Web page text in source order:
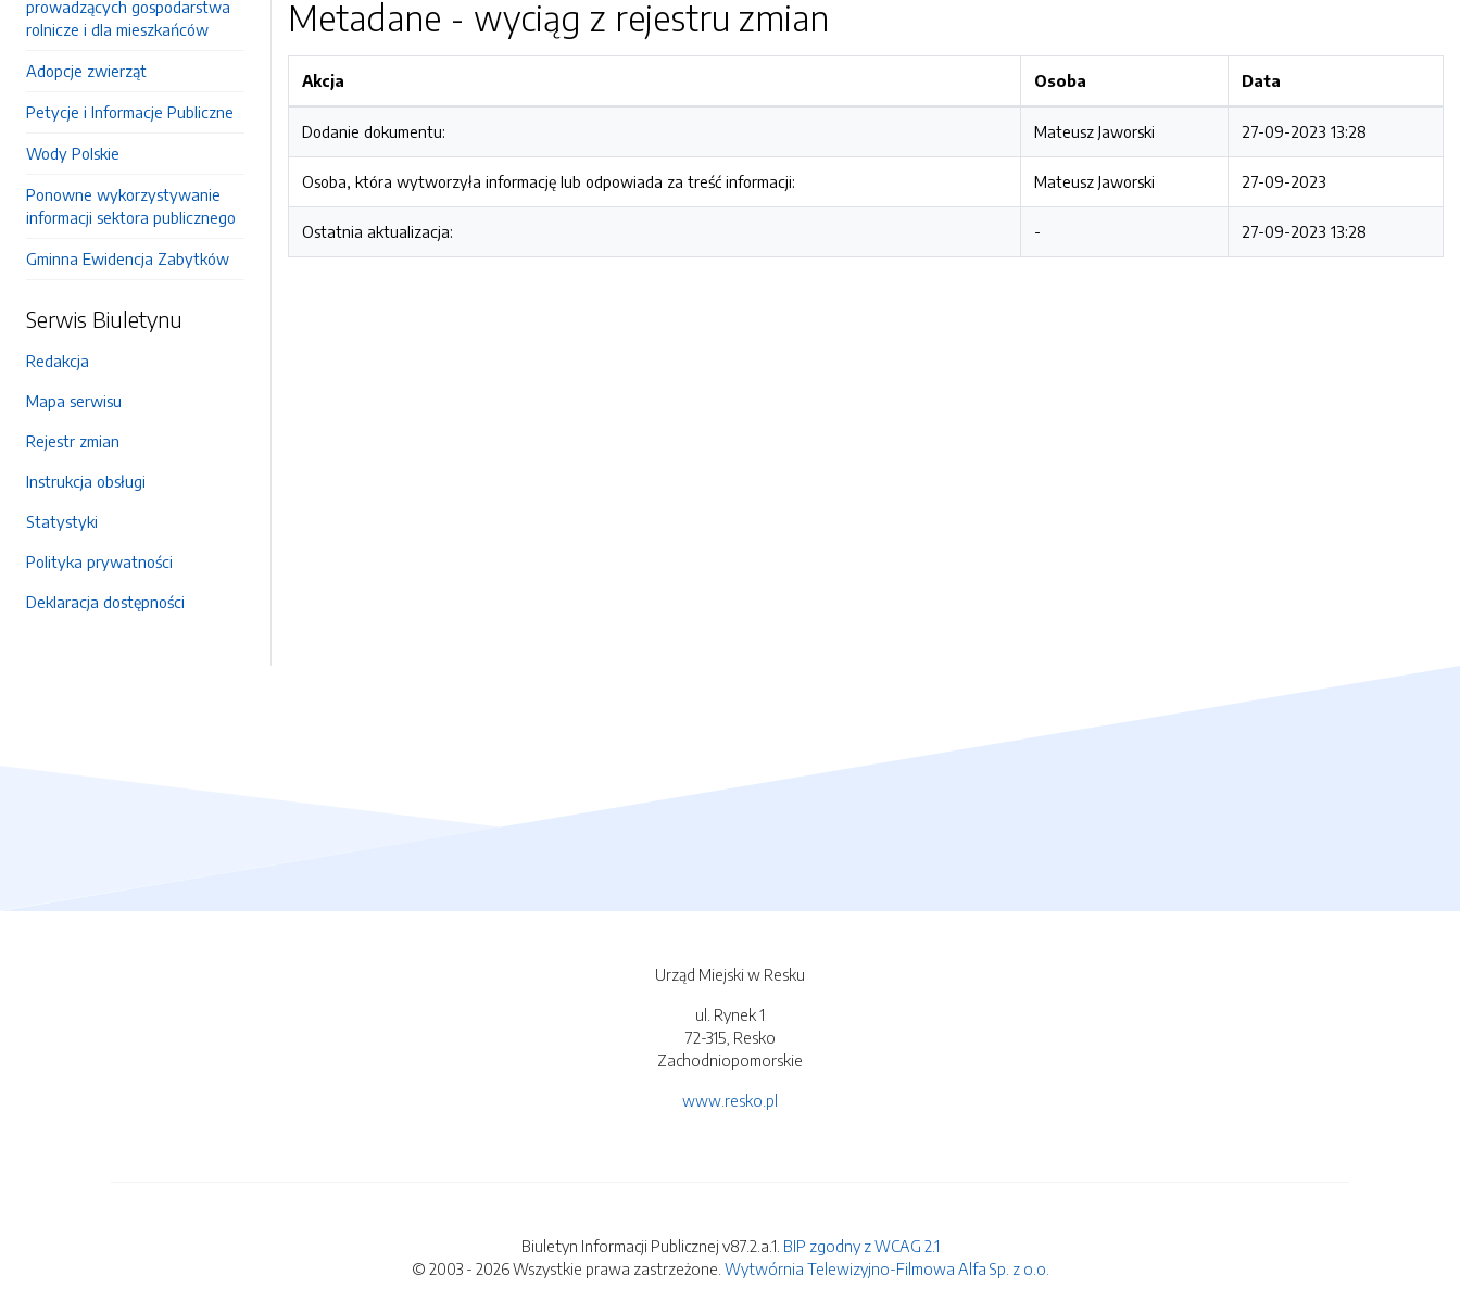
prowadzących gospodarstwa
rolnicze i dla mieszkańców
Adopcje zwierząt
Petycje i Informacje Publiczne
Wody Polskie
Ponowne wykorzystywanie
informacji sektora publicznego
Gminna Ewidencja Zabytków
Serwis Biuletynu
Redakcja
Mapa serwisu
Rejestr zmian
Instrukcja obsługi
Statystyki
Polityka prywatności
Deklaracja dostępności
Metadane - wyciąg z rejestru zmian
Akcja Osoba Data
Dodanie dokumentu: Mateusz Jaworski 27-09-2023 13:28
Osoba, która wytworzyła informację lub odpowiada za treść informacji: Mateusz Jaworski 27-09-2023
Ostatnia aktualizacja: - 27-09-2023 13:28
Urząd Miejski w Resku
ul. Rynek 1
72-315, Resko
Zachodniopomorskie
www.resko.pl
Biuletyn Informacji Publicznej v87.2.a.1. BIP zgodny z WCAG 2.1
© 2003 - 2026 Wszystkie prawa zastrzeżone. Wytwórnia Telewizyjno-Filmowa Alfa Sp. z o.o.